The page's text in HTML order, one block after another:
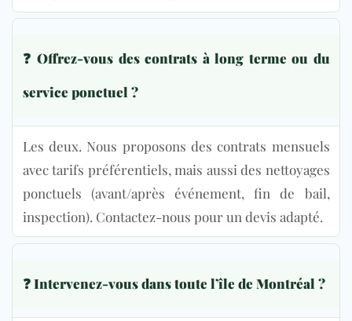
❓ Offrez-vous des contrats à long terme ou du
service ponctuel ?
Les deux. Nous proposons des contrats mensuels
avec tarifs préférentiels, mais aussi des nettoyages
ponctuels (avant/après événement, fin de bail,
inspection). Contactez-nous pour un devis adapté.
❓ Intervenez-vous dans toute l’île de Montréal ?